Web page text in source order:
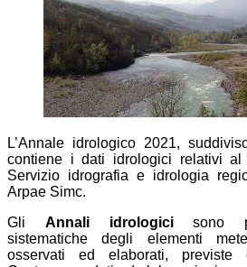
L’Annale idrologico 2021,
contiene i dati idrologici relativi
Servizio idrografia e idrologia
Arpae Simc.
Gli Annali idrologicisono
sistematiche degli elementi
osservati ed elaborati,